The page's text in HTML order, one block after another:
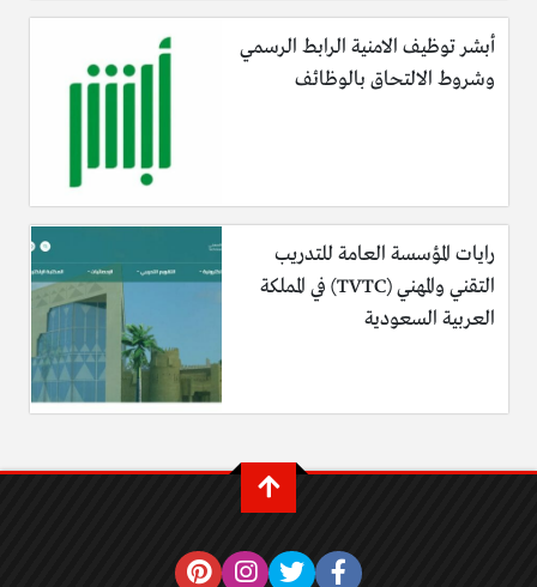
أبشر توظيف الامنية الرابط الرسمي
وشروط الالتحاق بالوظائف
رايات المؤسسة العامة للتدريب
التقني والمهني (TVTC) في المملكة
العربية السعودية